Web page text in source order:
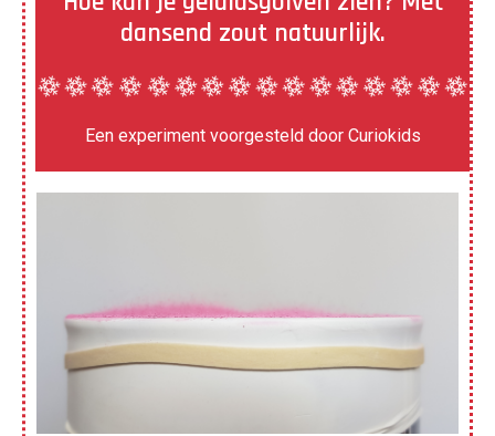
dansend zout natuurlijk.
Een experiment voorgesteld door Curiokids